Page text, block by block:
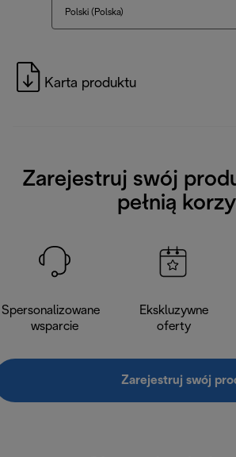
Polski (Polska)
Karta produktu
Zarejestruj swój
pełnią
Spersonalizowane
wsparcie
Ekskluzywne
oferty
Zarejestruj swój